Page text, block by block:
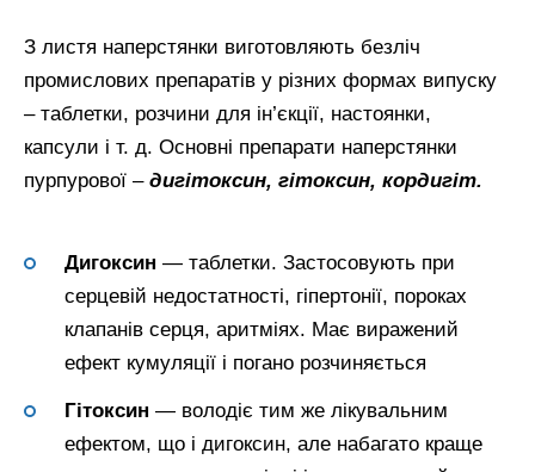
З листя наперстянки виготовляють безліч
промислових препаратів у різних формах випуску
– таблетки, розчини для ін’єкції, настоянки,
капсули і т. д. Основні препарати наперстянки
пурпурової – дигітоксин, гітоксин, кордигіт.
Дигоксин — таблетки. Застосовують при
серцевій недостатності, гіпертонії, пороках
клапанів серця, аритміях. Має виражений
ефект кумуляції і погано розчиняється
Гітоксин — володіє тим же лікувальним
ефектом, що і дигоксин, але набагато краще